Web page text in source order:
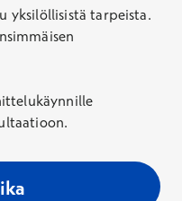
yksilöllisistä tarpeista.